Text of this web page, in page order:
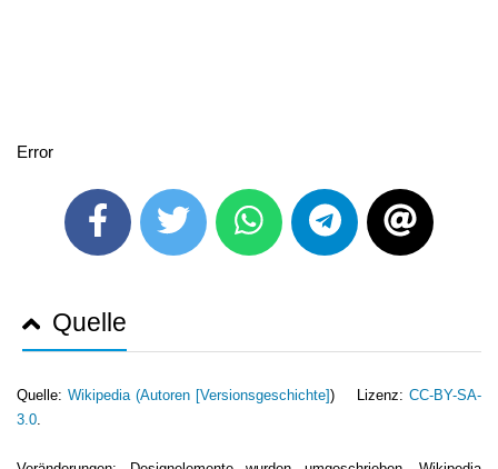
Error
Quelle
Quelle: Wikipedia (Autoren [Versionsgeschichte]) Lizenz: CC-BY-SA-
3.0.